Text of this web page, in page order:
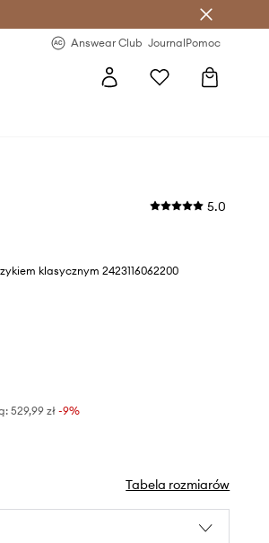
Answear Club JournalPomoc
5.0
klasycznym 2423116062200
529,99 zł -9%
Tabela rozmiarów